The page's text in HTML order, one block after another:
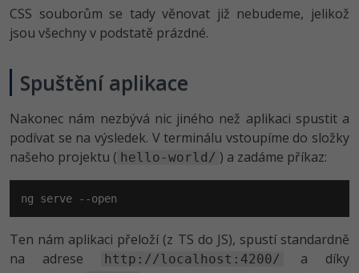
CSS souborům se tady věnovat již nebudeme, jelikož
jsou všechny v podstatě prázdné.
Spuštění aplikace
Nakonec nám nezbývá nic jiného než aplikaci spustit a
podívat se na výsledek. V terminálu vstoupíme do složky
našeho projektu ( hello-world/ ) a zadáme příkaz:
ng serve --open
Ten nám aplikaci přeloží (z TS do JS), spustí standardně
na adrese
http://localhost:4200/
a díky